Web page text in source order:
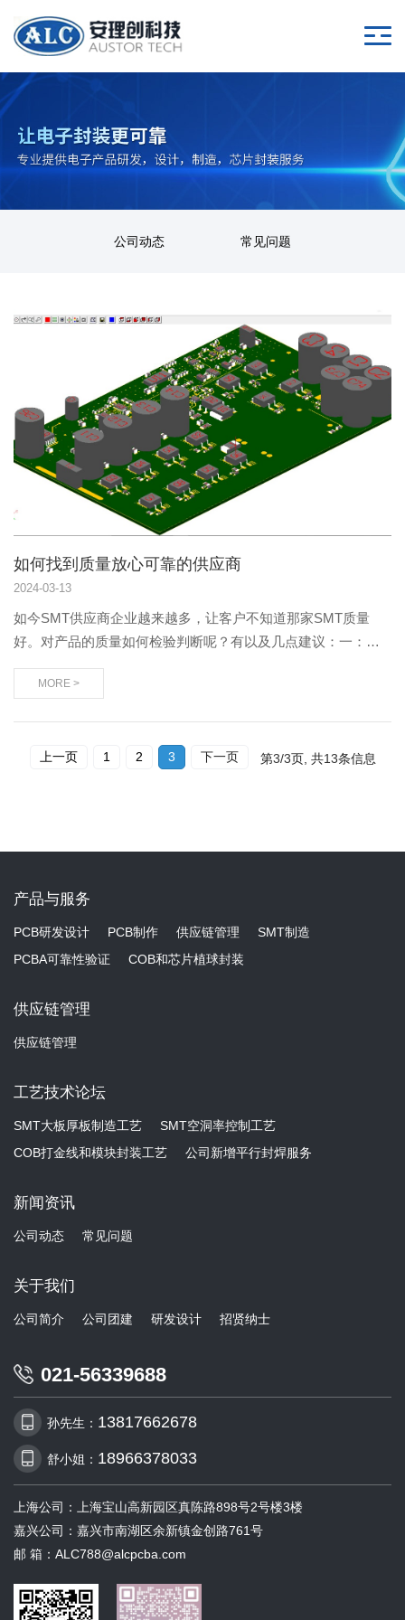
公司动态 常见问题
如何找到质量放心可靠的供应商
2024-03-13
如今SMT供应商企业越来越多，让客户不知道那家SMT质量
好。对产品的质量如何检验判断呢？有以及几点建议：一：
SMT供应商企业在行业做了多少时间？一般建议要6年以上。
二：SMT供应商企业的文化如何？核心价值观是什么？三：
MORE >
上一页 1 2 3 下一页 第3/3页, 共13条信息
产品与服务
PCB研发设计 PCB制作 供应链管理
SMT制造
PCBA可靠性验证
COB和芯片植球封装
供应链管理
供应链管理
工艺技术论坛
SMT大板厚板制造工艺
SMT空洞率控制工艺
COB打金线和模块封装工艺
公司新增平行封焊服务
新闻资讯
公司动态 常见问题
关于我们
公司简介 公司团建 研发设计 招贤纳士
021-56339688
孙先生： 13817662678
舒小姐： 18966378033
上海公司：上海宝山高新园区真陈路898号2号楼3楼
嘉兴公司：嘉兴市南湖区余新镇金创路761号
邮 箱：ALC788@alcpcba.com